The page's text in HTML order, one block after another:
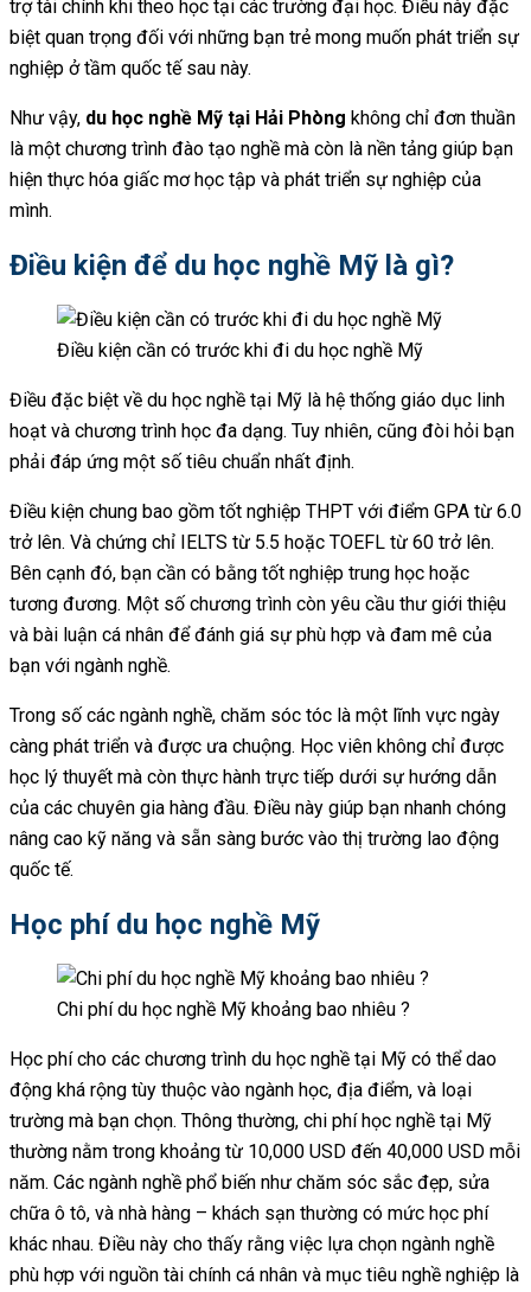
trợ tài chính khi theo học tại các trường đại học. Điều này đặc
biệt quan trọng đối với những bạn trẻ mong muốn phát triển sự
nghiệp ở tầm quốc tế sau này.
Như vậy, du học nghề Mỹ tại Hải Phòng không chỉ đơn thuần
là một chương trình đào tạo nghề mà còn là nền tảng giúp bạn
hiện thực hóa giấc mơ học tập và phát triển sự nghiệp của
mình.
Điều kiện để du học nghề Mỹ là gì?
Điều kiện cần có trước khi đi du học nghề Mỹ
Điều đặc biệt về du học nghề tại Mỹ là hệ thống giáo dục linh
hoạt và chương trình học đa dạng. Tuy nhiên, cũng đòi hỏi bạn
phải đáp ứng một số tiêu chuẩn nhất định.
Điều kiện chung bao gồm tốt nghiệp THPT với điểm GPA từ 6.0
trở lên. Và chứng chỉ IELTS từ 5.5 hoặc TOEFL từ 60 trở lên.
Bên cạnh đó, bạn cần có bằng tốt nghiệp trung học hoặc
tương đương. Một số chương trình còn yêu cầu thư giới thiệu
và bài luận cá nhân để đánh giá sự phù hợp và đam mê của
bạn với ngành nghề.
Trong số các ngành nghề, chăm sóc tóc là một lĩnh vực ngày
càng phát triển và được ưa chuộng. Học viên không chỉ được
học lý thuyết mà còn thực hành trực tiếp dưới sự hướng dẫn
của các chuyên gia hàng đầu. Điều này giúp bạn nhanh chóng
nâng cao kỹ năng và sẵn sàng bước vào thị trường lao động
quốc tế.
Học phí du học nghề Mỹ
Chi phí du học nghề Mỹ khoảng bao nhiêu ?
Học phí cho các chương trình du học nghề tại Mỹ có thể dao
động khá rộng tùy thuộc vào ngành học, địa điểm, và loại
trường mà bạn chọn. Thông thường, chi phí học nghề tại Mỹ
thường nằm trong khoảng từ 10,000 USD đến 40,000 USD mỗi
năm. Các ngành nghề phổ biến như chăm sóc sắc đẹp, sửa
chữa ô tô, và nhà hàng – khách sạn thường có mức học phí
khác nhau. Điều này cho thấy rằng việc lựa chọn ngành nghề
phù hợp với nguồn tài chính cá nhân và mục tiêu nghề nghiệp là